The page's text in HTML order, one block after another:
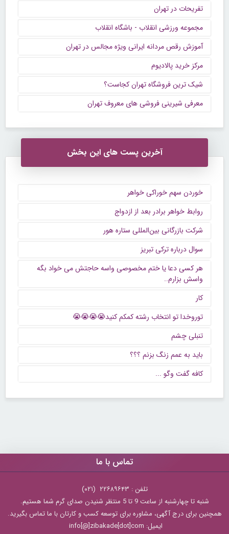
تفریحات در تهران
مجموعه ورزشی انقلاب - باشگاه انقلاب
آموزش رقص مردانه ایرانی ویژه مجالس در تهران
مرکز خرید پالادیوم
شیک ترین فروشگاه تهران کجاست؟
معرفی شیرینی فروشی های معروف تهران
آخرین پست های این بخش
خوردن سهم خوراکی خواهر
روابط خواهر برادر بعد از ازدواج
شرکت بازرگانی بین‌المللی ستاره هور
سوال درباره ترکی تبریز
هر کسی دعا یا ختم مخصوصی واسه حاجتش می خواد بگه
واسش بزارم..
کار
توروخدا تو انتخاب رشته کمکم کنید😭😭😭😭
تنبلی چشم
باید به عمم زنگ بزنم ؟؟؟
كافه گفت وگو ...
تماس با ما
تلفن : ۲۲۶۸۹۶۴۳ (۰۲۱)
شنبه تا چهارشنبه از ساعت 9 تا 5 منتظر شنیدن صدای گرم شما هستیم.
همچنین برای درج آگهی، مشاوره برای توسعه کسب و کارتان با ما تماس بگیرید.
ایمیل: info[@]zibakade[dot]com